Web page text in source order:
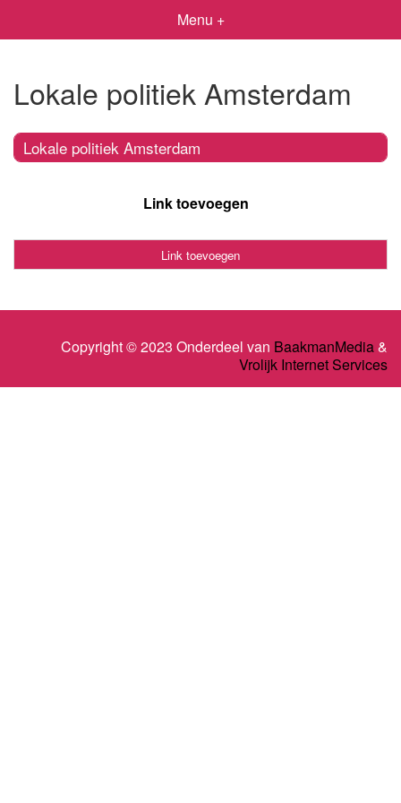
Menu +
Lokale politiek Amsterdam
Lokale politiek Amsterdam
Link toevoegen
Link toevoegen
Copyright © 2023 Onderdeel van BaakmanMedia&
Vrolijk Internet Services